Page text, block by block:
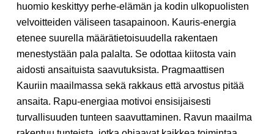
huomio keskittyy perhe-elämän ja kodin ulkopuolisten
velvoitteiden väliseen tasapainoon. Kauris-energia
etenee suurella määrätietoisuudella rakentaen
menestystään pala palalta. Se odottaa kiitosta vain
aidosti ansaituista saavutuksista. Pragmaattisen
Kauriin maailmassa sekä rakkaus että arvostus pitää
ansaita. Rapu-energiaa motivoi ensisijaisesti
turvallisuuden tunteen saavuttaminen. Ravun maailma